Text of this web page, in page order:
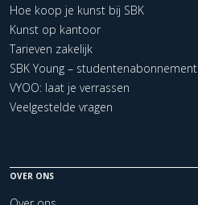
Hoe koop je kunst bij SBK
Kunst op kantoor
Tarieven zakelijk
SBK Young – studentenabonnement
VYOO: laat je verrassen
Veelgestelde vragen
OVER ONS